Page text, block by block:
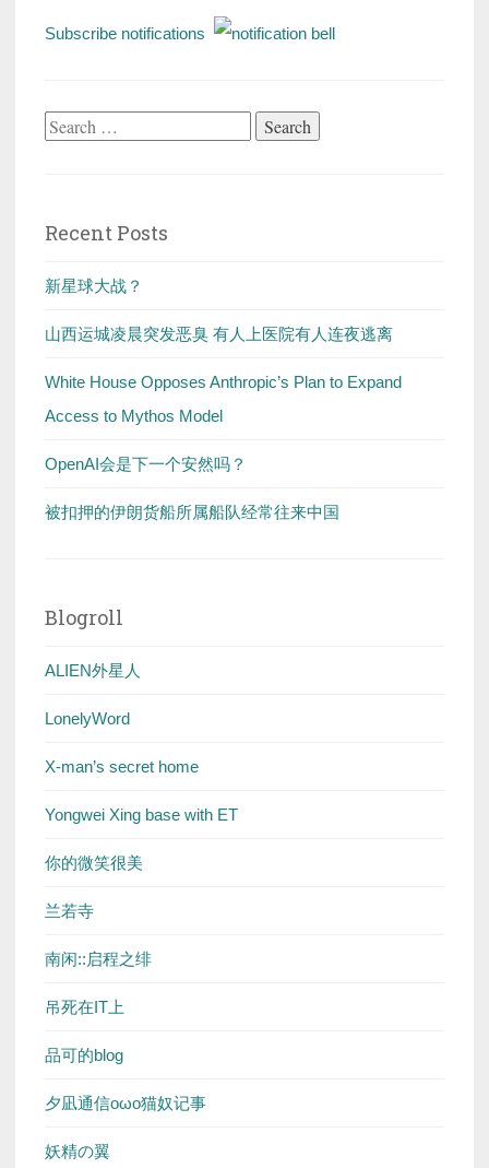
Subscribe notifications
Search
Recent Posts
新星球大战？
山西运城凌晨突发恶臭 有人上医院有人连夜逃离
White House Opposes Anthropic’s Plan to Expand
Access to Mythos Model
OpenAI会是下一个安然吗？
被扣押的伊朗货船所属船队经常往来中国
Blogroll
ALIEN外星人
LonelyWord
X-man’s secret home
Yongwei Xing base with ET
你的微笑很美
兰若寺
南闲::启程之绯
吊死在IT上
品可的blog
夕凪通信oωo猫奴记事
妖精の翼